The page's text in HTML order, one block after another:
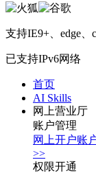
支持IE9+、edge、
已支持IPv6网络
首页
AI Skills
网上营业厅
账户管理
网上开户账
>>
权限开通